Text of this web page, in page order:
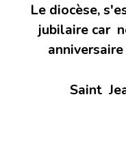
Le diocèse,
jubilaire car
Saint